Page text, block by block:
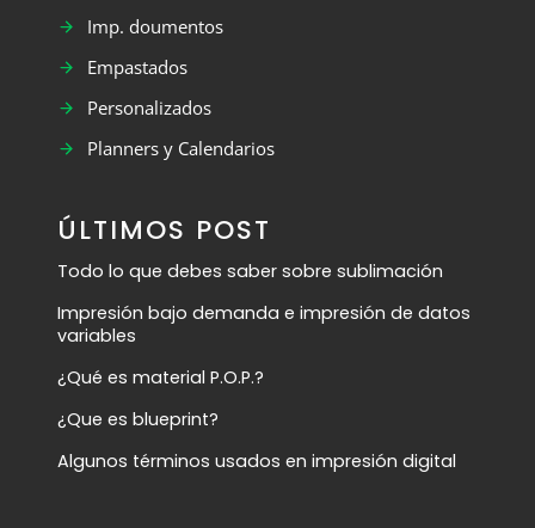
Imp. doumentos
Empastados
Personalizados
Planners y Calendarios
ÚLTIMOS POST
Todo lo que debes saber sobre sublimación
Impresión bajo demanda e impresión de datos
variables
¿Qué es material P.O.P.?
¿Que es blueprint?
Algunos términos usados en impresión digital